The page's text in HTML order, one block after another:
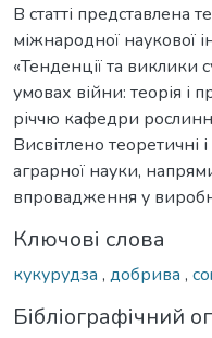
В статті представлена
міжнародної наукової
«Тенденції та виклики
умовах війни: теорія і
річчю кафедри
Висвітлено теоретичні
аграрної науки,
впровадження у
Ключові слова
кукурудза , добрива ,
Бібліографічний